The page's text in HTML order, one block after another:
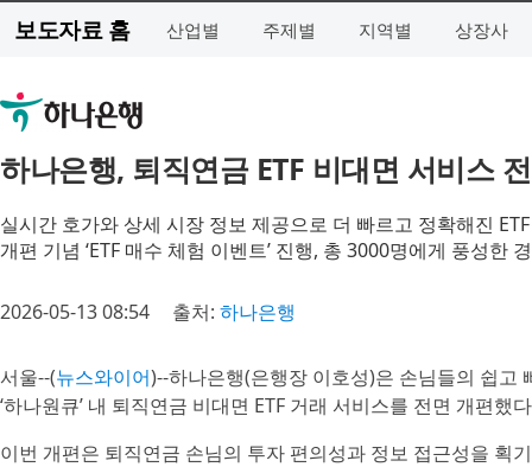
보도자료 홈 산업별 주제별 지역별 상장사
하나은행, 퇴직연금 ETF 비대면 서비스
실시간 호가와 상세 시장 정보 제공으로 더 빠르고 정확해진
개편 기념 ‘ETF 매수 체험 이벤트’ 진행, 총 3000명에게 풍성한
2026-05-13 08:54 출처: 하나은행
서울--(뉴스와이어)--하나은행(은행장 이호성)은 손님들의 쉽고
‘하나원큐’ 내 퇴직연금 비대면 ETF 거래 서비스를 전면 개편했
이번 개편은 퇴직연금 손님의 투자 편의성과 정보 접근성을 획